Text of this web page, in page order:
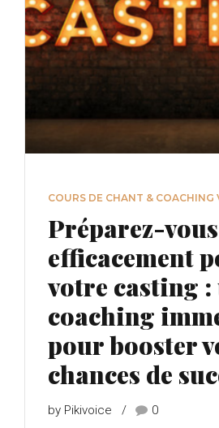
COURS DE CHANT & COACHING
Préparez-vous
efficacement
votre casting :
coaching
pour booster
chances de
by Pikivoice 0